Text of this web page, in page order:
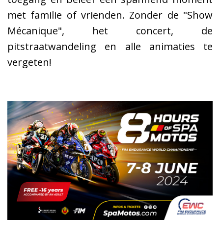
met familie of vrienden. Zonder de "Show
Mécanique", het concert, de
pitstraatwandeling en alle animaties te
vergeten!